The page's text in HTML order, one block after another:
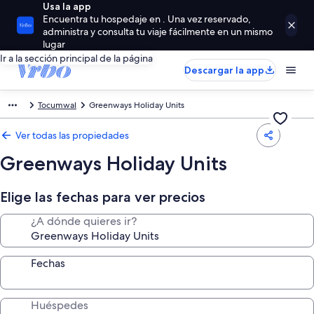
Usa la app
Encuentra tu hospedaje en . Una vez reservado,
administra y consulta tu viaje fácilmente en un mismo
lugar
Ir a la sección principal de la página
Descargar la app
Tocumwal Greenways Holiday Units
Ver todas las propiedades
Greenways Holiday Units
Elige las fechas para ver precios
¿A dónde quieres ir?
Fechas
Huéspedes